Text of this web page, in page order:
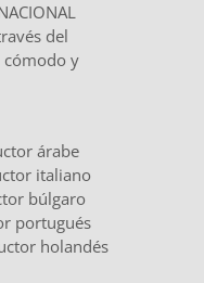
del
cómodo y
árabe
italiano
búlgaro
portugués
holandés